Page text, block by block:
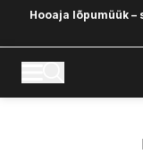
Hooaja lõpumüük –